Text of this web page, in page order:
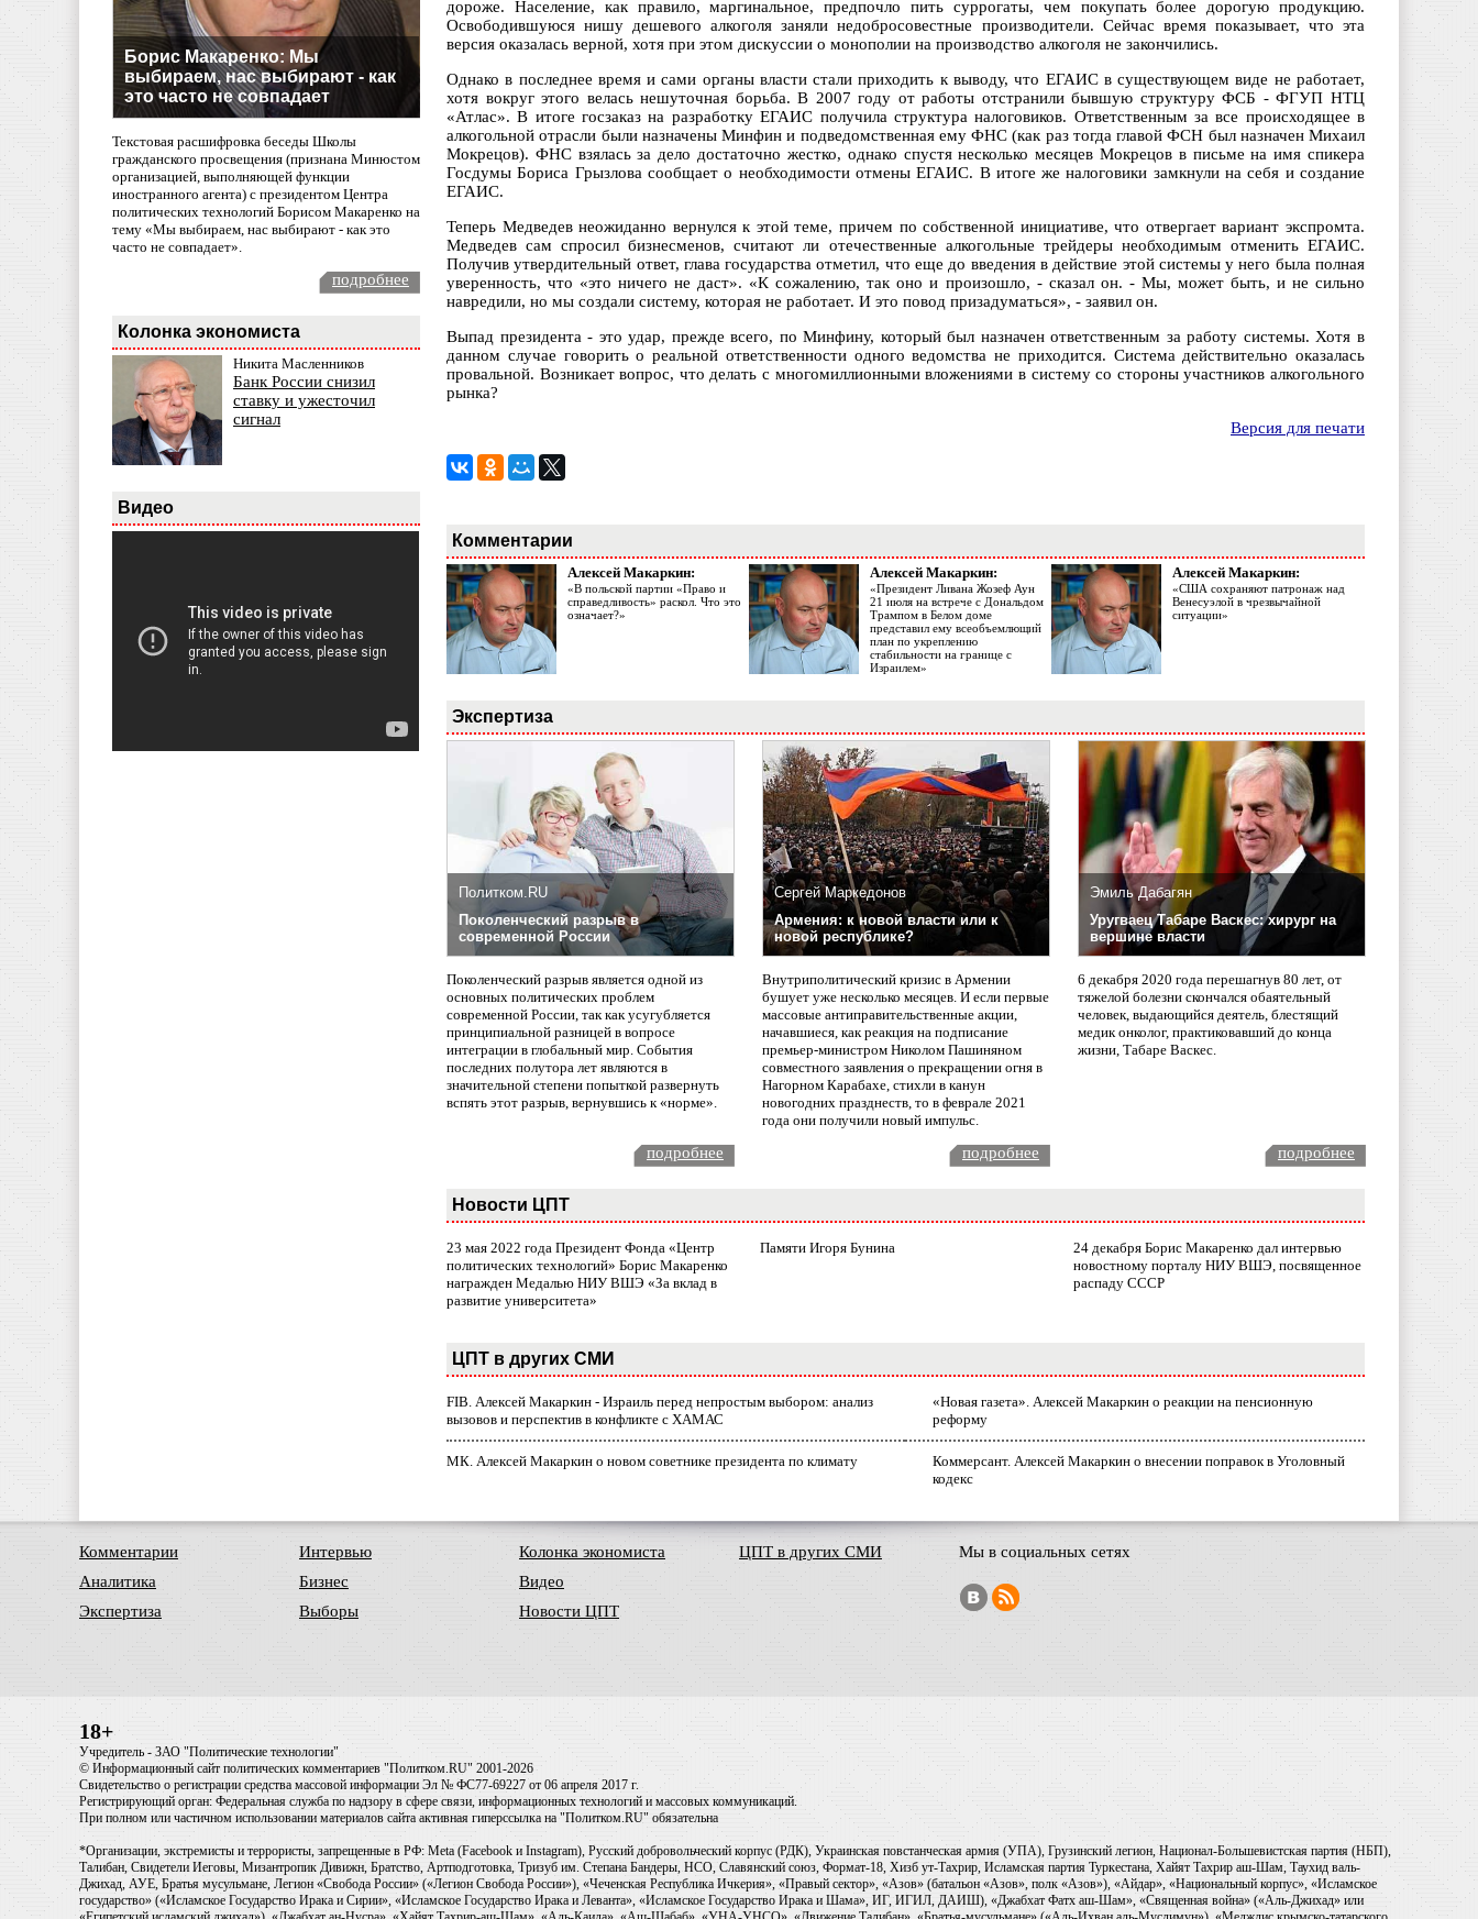
Борис Макаренко: Мы
выбираем, нас выбирают - как
это часто не совпадает
Текстовая расшифровка беседы Школы
гражданского просвещения (признана Минюстом
организацией, выполняющей функции
иностранного агента) с президентом Центра
политических технологий Борисом Макаренко на
тему «Мы выбираем, нас выбирают - как это
часто не совпадает».
подробнее
Колонка экономиста
Никита Масленников
Банк России снизил
ставку и ужесточил
сигнал
Видео
дороже. Население, как правило, маргинальное, предпочло пить суррогаты, чем покупать более дорогую продукцию.
Освободившуюся нишу дешевого алкоголя заняли недобросовестные производители. Сейчас время показывает, что эта
версия оказалась верной, хотя при этом дискуссии о монополии на производство алкоголя не закончились.
Однако в последнее время и сами органы власти стали приходить к выводу, что ЕГАИС в существующем виде не работает,
хотя вокруг этого велась нешуточная борьба. В 2007 году от работы отстранили бывшую структуру ФСБ - ФГУП НТЦ
«Атлас». В итоге госзаказ на разработку ЕГАИС получила структура налоговиков. Ответственным за все происходящее в
алкогольной отрасли были назначены Минфин и подведомственная ему ФНС (как раз тогда главой ФСН был назначен Михаил
Мокрецов). ФНС взялась за дело достаточно жестко, однако спустя несколько месяцев Мокрецов в письме на имя спикера
Госдумы Бориса Грызлова сообщает о необходимости отмены ЕГАИС. В итоге же налоговики замкнули на себя и создание
ЕГАИС.
Теперь Медведев неожиданно вернулся к этой теме, причем по собственной инициативе, что отвергает вариант экспромта.
Медведев сам спросил бизнесменов, считают ли отечественные алкогольные трейдеры необходимым отменить ЕГАИС.
Получив утвердительный ответ, глава государства отметил, что еще до введения в действие этой системы у него была полная
уверенность, что «это ничего не даст». «К сожалению, так оно и произошло, - сказал он. - Мы, может быть, и не сильно
навредили, но мы создали систему, которая не работает. И это повод призадуматься», - заявил он.
Выпад президента - это удар, прежде всего, по Минфину, который был назначен ответственным за работу системы. Хотя в
данном случае говорить о реальной ответственности одного ведомства не приходится. Система действительно оказалась
провальной. Возникает вопрос, что делать с многомиллионными вложениями в систему со стороны участников алкогольного
рынка?
Версия для печати
Комментарии
Алексей Макаркин:
«В польской партии «Право и
справедливость» раскол. Что это
означает?»
Алексей Макаркин:
«Президент Ливана Жозеф Аун
21 июля на встрече с Дональдом
Трампом в Белом доме
представил ему всеобъемлющий
план по укреплению
стабильности на границе с
Израилем»
Алексей Макаркин:
«США сохраняют патронаж над
Венесуэлой в чрезвычайной
ситуации»
Экспертиза
Политком.RU
Поколенческий разрыв в
современной России
Поколенческий разрыв является одной из
основных политических проблем
современной России, так как усугубляется
принципиальной разницей в вопросе
интеграции в глобальный мир. События
последних полутора лет являются в
значительной степени попыткой развернуть
вспять этот разрыв, вернувшись к «норме».
Сергей Маркедонов
Армения: к новой власти или к
новой республике?
Внутриполитический кризис в Армении
бушует уже несколько месяцев. И если первые
массовые антиправительственные акции,
начавшиеся, как реакция на подписание
премьер-министром Николом Пашиняном
совместного заявления о прекращении огня в
Нагорном Карабахе, стихли в канун
новогодних празднеств, то в феврале 2021
года они получили новый импульс.
Эмиль Дабагян
Уругваец Табаре Васкес: хирург на
вершине власти
6 декабря 2020 года перешагнув 80 лет, от
тяжелой болезни скончался обаятельный
человек, выдающийся деятель, блестящий
медик онколог, практиковавший до конца
жизни, Табаре Васкес.
подробнее подробнее подробнее
Новости ЦПТ
23 мая 2022 года Президент Фонда «Центр
политических технологий» Борис Макаренко
награжден Медалью НИУ ВШЭ «За вклад в
развитие университета»
Памяти Игоря Бунина
24 декабря Борис Макаренко дал интервью
новостному порталу НИУ ВШЭ, посвященное
распаду СССР
ЦПТ в других СМИ
FIB. Алексей Макаркин - Израиль перед непростым выбором: анализ
вызовов и перспектив в конфликте с ХАМАС
«Новая газета». Алексей Макаркин о реакции на пенсионную
реформу
МК. Алексей Макаркин о новом советнике президента по климату
Коммерсант. Алексей Макаркин о внесении поправок в Уголовный
кодекс
Комментарии
Аналитика
Экспертиза
Интервью
Бизнес
Выборы
Колонка экономиста
Видео
Новости ЦПТ
ЦПТ в других СМИ Мы в социальных сетях
18+
Учредитель - ЗАО "Политические технологии"
© Информационный сайт политических комментариев "Политком.RU" 2001-2026
Свидетельство о регистрации средства массовой информации Эл № ФС77-69227 от 06 апреля 2017 г.
Регистрирующий орган: Федеральная служба по надзору в сфере связи, информационных технологий и массовых коммуникаций.
При полном или частичном использовании материалов сайта активная гиперссылка на "Политком.RU" обязательна
*Организации, экстремисты и террористы, запрещенные в РФ: Meta (Facebook и Instagram), Русский добровольческий корпус (РДК), Украинская повстанческая армия (УПА), Грузинский легион, Национал-Большевистская партия (НБП),
Талибан, Свидетели Иеговы, Мизантропик Дивижн, Братство, Артподготовка, Тризуб им. Степана Бандеры, НСО, Славянский союз, Формат-18, Хизб ут-Тахрир, Исламская партия Туркестана, Хайят Тахрир аш-Шам, Таухид валь-
Джихад, АУЕ, Братья мусульмане, Легион «Свобода России» («Легион Свобода России»), «Чеченская Республика Ичкерия», «Правый сектор», «Азов» (батальон «Азов», полк «Азов»), «Айдар», «Национальный корпус», «Исламское
государство» («Исламское Государство Ирака и Сирии», «Исламское Государство Ирака и Леванта», «Исламское Государство Ирака и Шама», ИГ, ИГИЛ, ДАИШ), «Джабхат Фатх аш-Шам», «Священная война» («Аль-Джихад» или